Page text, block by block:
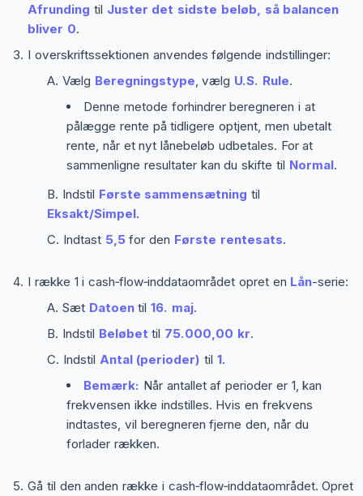
Afrunding til Juster det sidste beløb, så balancen
bliver 0.
I overskriftssektionen anvendes følgende indstillinger:
Vælg Beregningstype , vælg U.S. Rule.
Denne metode forhindrer beregneren i at
pålægge rente på tidligere optjent, men ubetalt
rente, når et nyt lånebeløb udbetales. For at
sammenligne resultater kan du skifte til Normal.
Indstil Første sammensætning til
Eksakt/Simpel.
Indtast 5,5for den Første rentesats.
I række 1 i cash‑flow‑inddataområdet opret en Lån-serie:
Sæt Datoentil16. maj.
Indstil Beløbet til 75.000,00 kr.
Indstil Antal (perioder) til 1.
Bemærk: Når antallet af perioder er 1, kan
frekvensen ikke indstilles. Hvis en frekvens
indtastes, vil beregneren fjerne den, når du
forlader rækken.
Gå til den anden række i cash‑flow‑inddataområdet. Opret